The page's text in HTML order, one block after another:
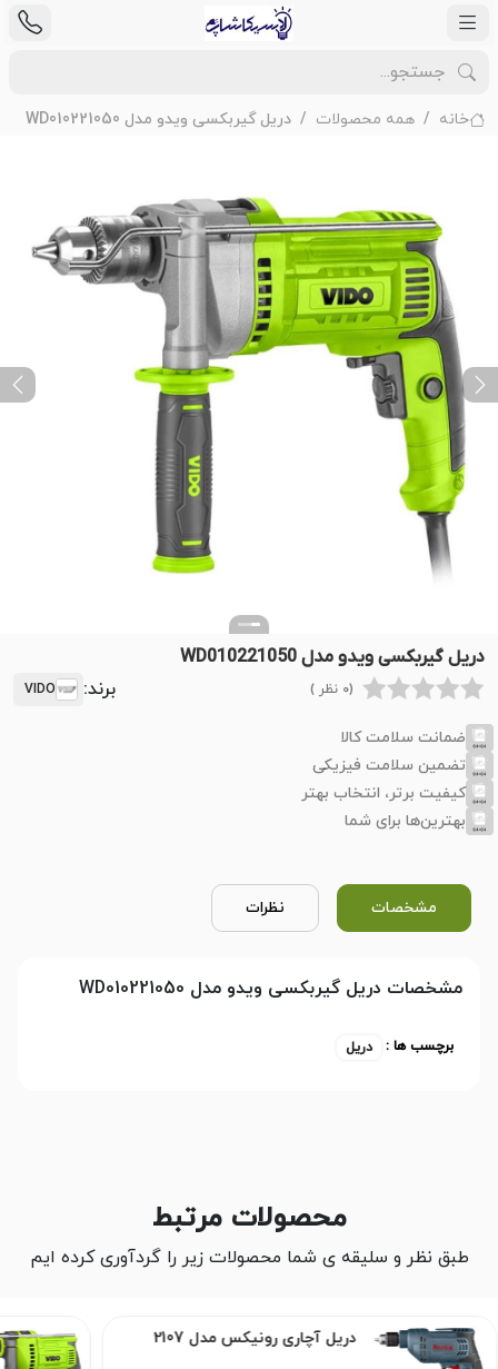
خانه همه محصولات دریل گیربکسی ویدو مدل WD010221050
Previous
دریل گیربکسی ویدو مدل WD010221050
(0 نظر ) برند: VIDO
ضمانت سلامت کالا
تضمین سلامت فیزیکی
کیفیت برتر، انتخاب بهتر
بهترین‌ها برای شما
مشخصات نظرات
مشخصات دریل گیربکسی ویدو مدل WD010221050
برچسب ها : دریل
محصولات مرتبط
طبق نظر و سلیقه ی شما محصولات زیر را گردآوری کرده ایم
دریل آچاری رونیکس مدل 2107